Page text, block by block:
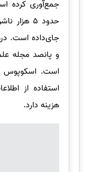
جمع‌آوری کرده
حدود 5
و پانصد مجله
است. اسکوپوس
استفاده از
هزینه دارد.